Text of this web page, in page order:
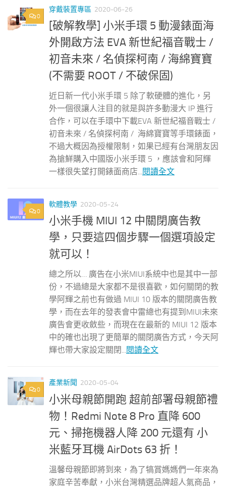
0
穿戴裝置專區 2020-06-26
[破解教學] 小米手環 5 動漫錶面海
外開啟方法 EVA 新世紀福音戰士 /
初音未來 / 名偵探柯南 / 海綿寶寶
(不需要 ROOT / 不破保固)
近日新一代小米手環 5 除了軟硬體的進化，另
外一個很讓人注目的就是與許多動漫大 IP 進行
合作，可以在手環中下載EVA 新世紀福音戰士 /
初音未來 / 名偵探柯南 / 海綿寶寶等手環錶面，
不過大概因為授權限制，如果已經有台灣朋友因
為搶鮮購入中國版小米手環 5 ，應該會和阿輝
一樣很失望打開錶面商店...閱讀全文
0
軟體教學 2020-05-24
小米手機 MIUI 12 中關閉廣告教
學，只要這四個步驟一個選項設定
就可以！
總之所以… 廣告在小米MIUI系統中也是其中一部
份，不過總是大家都不是很喜歡，如何關閉的教
學阿輝之前也有做過 MIUI 10 版本的關閉廣告教
學，而在去年的發表會中雷總也有提到MIUI未來
廣告會更收斂些，而現在在最新的 MIUI 12 版本
中的確也出現了更簡單的關閉廣告方式，今天阿
輝也帶大家設定關閉...閱讀全文
0
產業新聞 2020-05-04
小米母親節開跑 超前部署母親節禮
物！Redmi Note 8 Pro 直降 600
元、掃拖機器人降 200 元還有 小
米藍牙耳機 AirDots 63 折！
溫馨母親節即將到來，為了犒賞媽媽們一年來為
家庭辛苦奉獻，小米台灣精選品牌超人氣商品，